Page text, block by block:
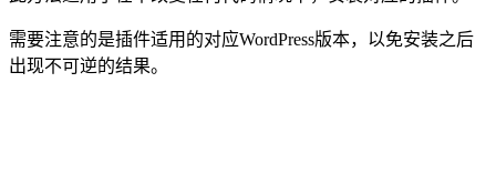
需要注意的是插件适用的对应WordPress版本，以免安装之后
出现不可逆的结果。